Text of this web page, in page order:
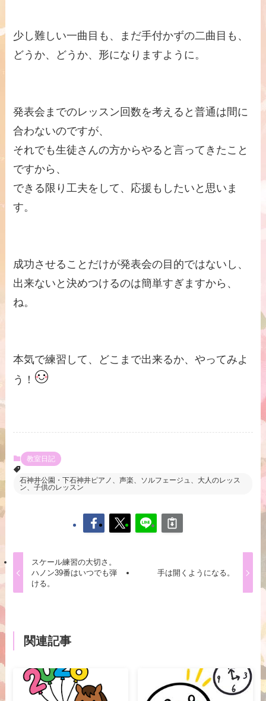
少し難しい一曲目も、まだ手付かずの二曲目も、
どうか、どうか、形になりますように。
発表会までのレッスン回数を考えると普通は間に
合わないのですが、
それでも生徒さんの方からやると言ってきたこと
ですから、
できる限り工夫をして、応援もしたいと思いま
す。
成功させることだけが発表会の目的ではないし、
出来ないと決めつけるのは簡単すぎますから、
ね。
本気で練習して、どこまで出来るか、やってみよ
う！
教室日記
石神井公園・下石神井ピアノ、声楽、ソルフェージュ、大人のレッス
ン、子供のレッスン
スケール練習の大切さ。
ハノン39番はいつでも弾
ける。
手は開くようになる。
関連記事